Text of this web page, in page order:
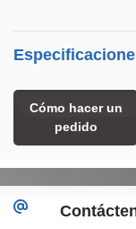
Cómo hacer un
pedido